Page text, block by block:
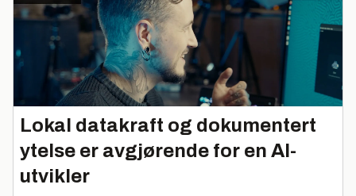
Lokal datakraft og dokumentert
ytelse er avgjørende for en AI-
utvikler